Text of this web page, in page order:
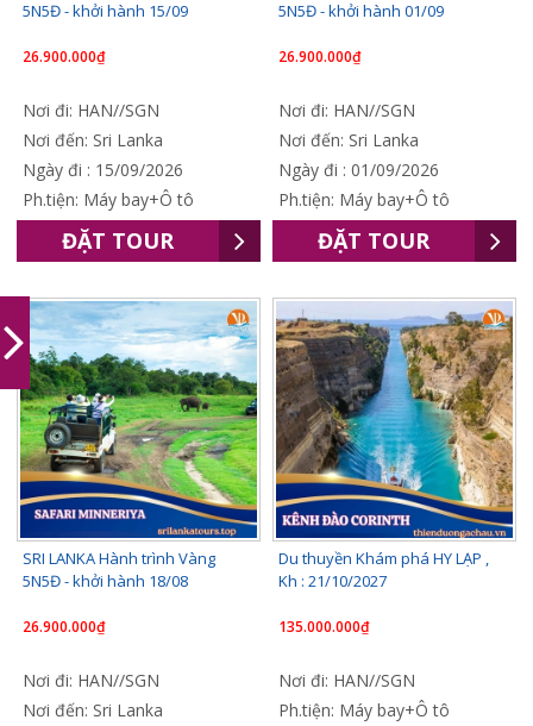
5N5Đ - khởi hành 15/09
26.900.000₫
Nơi đi: HAN//SGN
Nơi đến: Sri Lanka
Ngày đi : 15/09/2026
Ph.tiện: Máy bay+Ô tô
ĐẶT TOUR
5N5Đ - khởi hành 01/09
26.900.000₫
Nơi đi: HAN//SGN
Nơi đến: Sri Lanka
Ngày đi : 01/09/2026
Ph.tiện: Máy bay+Ô tô
ĐẶT TOUR
SRI LANKA Hành trình Vàng
5N5Đ - khởi hành 18/08
26.900.000₫
Nơi đi: HAN//SGN
Nơi đến: Sri Lanka
Du thuyền Khám phá HY LẠP ,
Kh : 21/10/2027
135.000.000₫
Nơi đi: HAN//SGN
Ph.tiện: Máy bay+Ô tô